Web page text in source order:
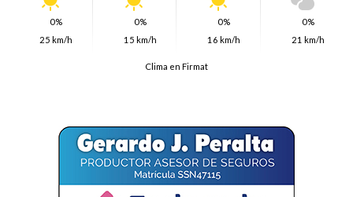
0%
25 km/h
0%
15 km/h
0%
16 km/h
0%
21 km/h
Clima en Firmat